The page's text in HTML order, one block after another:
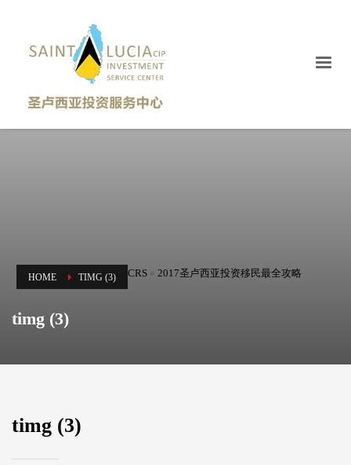
HOME CRS » 2017圣卢西亚投资移民最全攻略
TIMG (3)
timg (3)
timg (3)